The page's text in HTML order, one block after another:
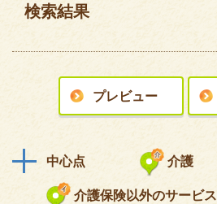
検索結果
プレビュー
中心点 介護
介護保険以外のサービス